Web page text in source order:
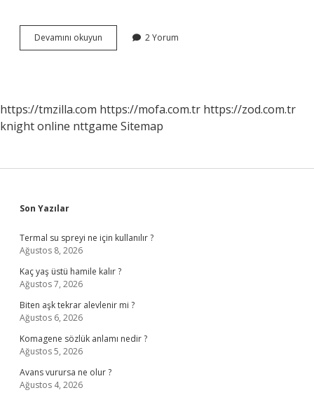
Devamını okuyun Mumbarın
Yanına
2 Yorum
https://tmzilla.com https://mofa.com.tr https://zod.com.tr
knight online nttgame Sitemap
Sidebar
Son Yazılar
Termal su spreyi ne için kullanılır ?
Ağustos 8, 2026
Kaç yaş üstü hamile kalır ?
Ağustos 7, 2026
Biten aşk tekrar alevlenir mi ?
Ağustos 6, 2026
Komagene sözlük anlamı nedir ?
Ağustos 5, 2026
Avans vurursa ne olur ?
Ağustos 4, 2026